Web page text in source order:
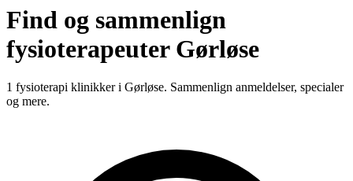
Find og sammenlign
fysioterapeuter Gørløse
1 fysioterapi klinikker i Gørløse. Sammenlign anmeldelser, specialer
og mere.